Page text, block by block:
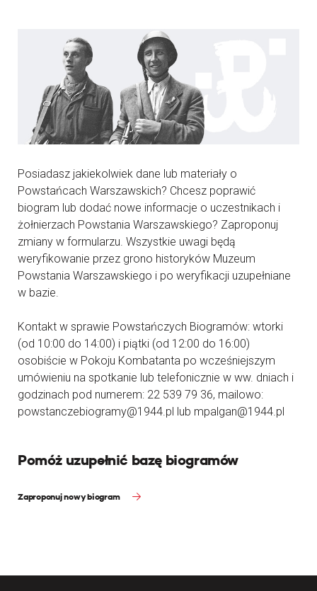
Posiadasz jakiekolwiek dane lub materiały o
Powstańcach Warszawskich? Chcesz poprawić
biogram lub dodać nowe informacje o uczestnikach i
żołnierzach Powstania Warszawskiego? Zaproponuj
zmiany w formularzu. Wszystkie uwagi będą
weryfikowanie przez grono historyków Muzeum
Powstania Warszawskiego i po weryfikacji uzupełniane
w bazie.
Kontakt w sprawie Powstańczych Biogramów: wtorki
(od 10:00 do 14:00) i piątki (od 12:00 do 16:00)
osobiście w Pokoju Kombatanta po wcześniejszym
umówieniu na spotkanie lub telefonicznie w ww. dniach i
godzinach pod numerem: 22 539 79 36, mailowo:
powstanczebiogramy@1944.pl lub mpalgan@1944.pl
Pomóż uzupełnić bazę biogramów
Zaproponuj nowy biogram